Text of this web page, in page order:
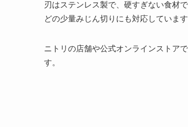
刃はステンレス製で、硬すぎない食材
どの少量みじん切りにも対応しています
ニトリの店舗や公式オンラインストア
す。